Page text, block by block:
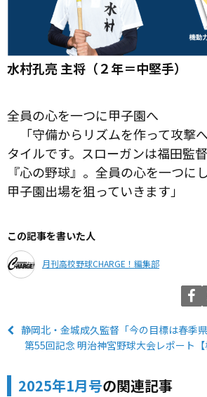
水村孔亮 主将（２年＝中堅手）
全員の心を一つに甲子園へ
「守備からリズムを作って攻撃
タイルです。スローガンは福田監
『心の野球』。全員の心を一つに
甲子園出場を狙っていきます」
この記事を書いた人
月刊高校野球CHARGE！編集部
静岡北・金城成久監督「今の目標は春季県
第55回記念 明治神宮野球大会レポート
2025年1月号の関連記事